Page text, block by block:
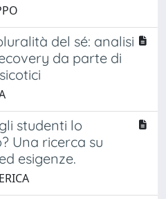
del sé: analisi
da parte di
studenti lo
Una ricerca su
esigenze.